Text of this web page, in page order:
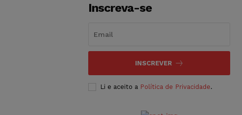
Inscreva-se
INSCREVER
Li e aceito a Política de Privacidade.